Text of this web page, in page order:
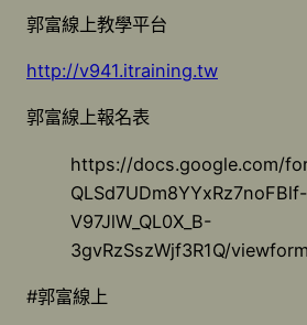
郭富線上教學平台
http://v941.itraining.tw
郭富線上報名表
https://docs.google.com/
QLSd7UDm8YYxRz7noFBlf-
V97JlW_QL0X_B-
3gvRzSszWjf3R1Q/
#郭富線上